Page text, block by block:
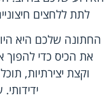
לתת ללחצים
החתונה שלכם היא
את הכיס כדי להפוך
וקצת יצירתיות,